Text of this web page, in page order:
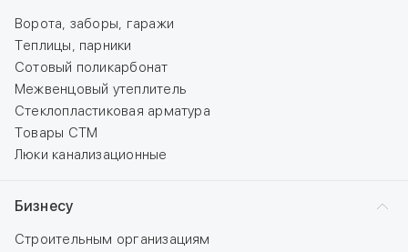
Ворота, заборы, гаражи
Теплицы, парники
Сотовый поликарбонат
Межвенцовый утеплитель
Стеклопластиковая арматура
Товары СТМ
Люки канализационные
Бизнесу
Строительным организациям